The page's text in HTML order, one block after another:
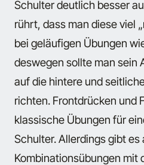
Schulter deutlich besser
rührt, dass man diese viel
bei geläufigen Übungen
deswegen sollte man sein
auf die hintere und
richten. Frontdrücken und
klassische Übungen für
Schulter. Allerdings gibt
Kombinationsübungen mit